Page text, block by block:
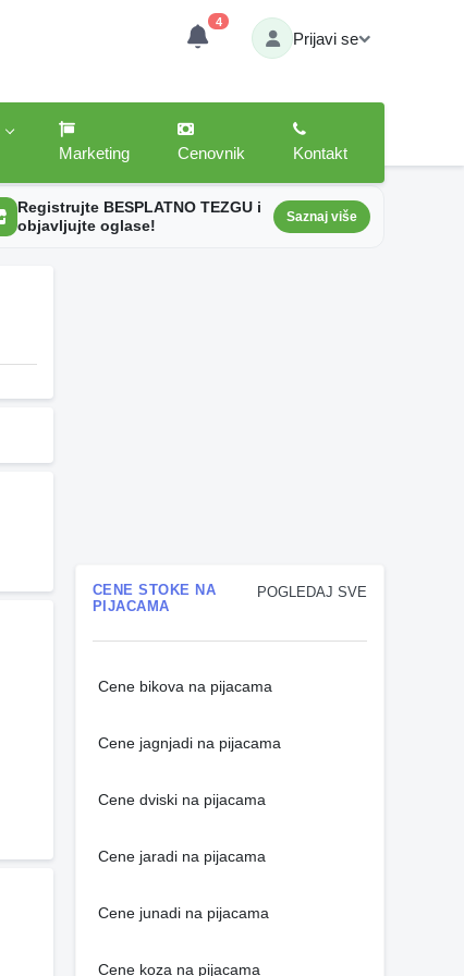
4
Prijavi se
Marketing
Cenovnik Kontakt
Registrujte BESPLATNO TEZGU i
objavljujte oglase!
Saznaj više
POGLEDAJ SVE
CENE STOKE NA
PIJACAMA
Cene bikova na pijacama
Cene jagnjadi na pijacama
Cene dviski na pijacama
Cene jaradi na pijacama
Cene junadi na pijacama
Cene koza na pijacama